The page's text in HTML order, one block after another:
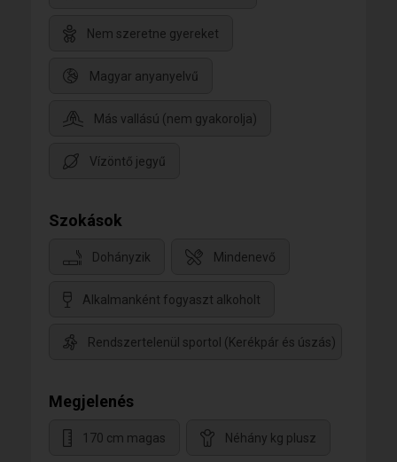
Nem szeretne gyereket
Magyar anyanyelvű
Más vallású (nem gyakorolja)
Vízöntő jegyű
Szokások
Dohányzik Mindenevő
Alkalmanként fogyaszt alkoholt
Rendszertelenül sportol (Kerékpár és úszás)
Megjelenés
170 cm magas Néhány kg plusz